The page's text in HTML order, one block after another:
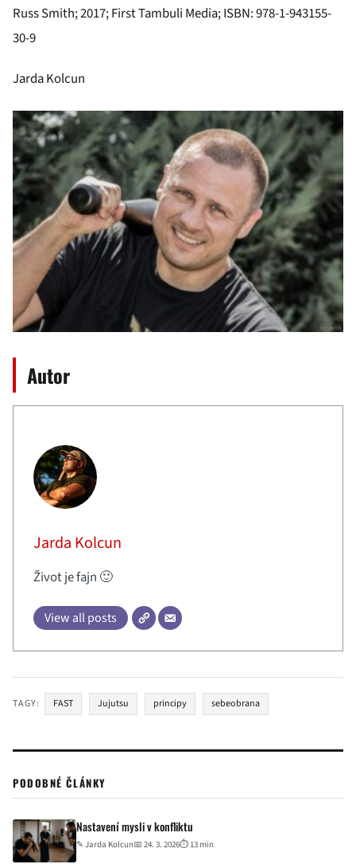
Russ Smith; 2017; First Tambuli Media; ISBN: 978-1-943155-
30-9
Jarda Kolcun
Autor
Jarda Kolcun
Život je fajn 🙂
View all posts
TAGY: FAST Jujutsu principy sebeobrana
PODOBNÉ ČLÁNKY
Nastavení mysli v konfliktu
✎ Jarda Kolcun📅 24. 3. 2026⏱ 13 min